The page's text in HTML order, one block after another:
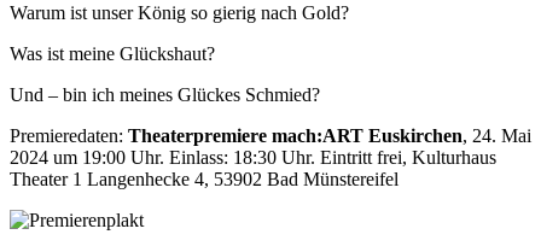
Warum ist unser König so gierig nach Gold?
Was ist meine Glückshaut?
Und – bin ich meines Glückes Schmied?
Premieredaten: Theaterpremiere mach:ART Euskirchen, 24. Mai
2024 um 19:00 Uhr. Einlass: 18:30 Uhr. Eintritt frei, Kulturhaus
Theater 1 Langenhecke 4, 53902 Bad Münstereifel